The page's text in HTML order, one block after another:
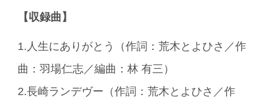
【収録曲】
1.人生にありがとう（作詞：荒木とよひさ／作
曲：羽場仁志／編曲：林 有三）
2.長崎ランデヴー（作詞：荒木とよひさ／作